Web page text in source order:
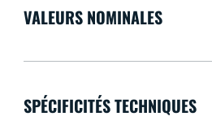
VALEURS NOMINALES
SPÉCIFICITÉS TECHNIQUES